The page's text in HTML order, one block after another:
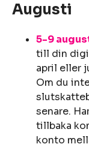
Augusti
5-9
till din
april eller
Om du
senare.
tillbaka
konto